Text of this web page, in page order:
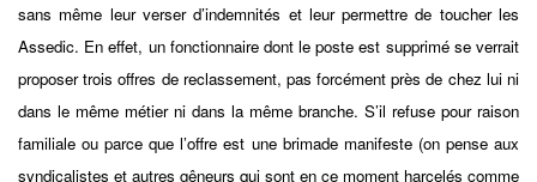
sans même leur verser d’indemnités et leur permettre de toucher les
Assedic. En effet, un fonctionnaire dont le poste est supprimé se verrait
proposer trois offres de reclassement, pas forcément près de chez lui ni
dans le même métier ni dans la même branche. S’il refuse pour raison
familiale ou parce que l’offre est une brimade manifeste (on pense aux
syndicalistes et autres gêneurs qui sont en ce moment harcelés comme